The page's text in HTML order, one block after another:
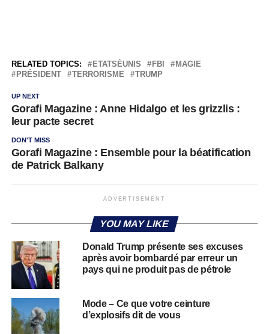
RELATED TOPICS: ETATSÈUNIS FBI
MAGIE
PRÉSIDENT
TERRORISME TRUMP
UP NEXT
Gorafi Magazine : Anne Hidalgo et les grizzlis :
leur pacte secret
DON'T MISS
Gorafi Magazine : Ensemble pour la béatification
de Patrick Balkany
ADVERTISEMENT
YOU MAY LIKE
Donald Trump présente ses excuses
après avoir bombardé par erreur un
pays qui ne produit pas de pétrole
Mode – Ce que votre ceinture
d’explosifs dit de vous